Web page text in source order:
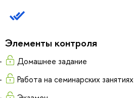
Элементы контроля
Домашнее задание
Работа на семинарских занятиях